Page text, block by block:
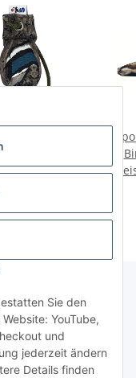
Sie den
YouTube,
und
jederzeit ändern
Details finden
Mallard
200gAnmeldung